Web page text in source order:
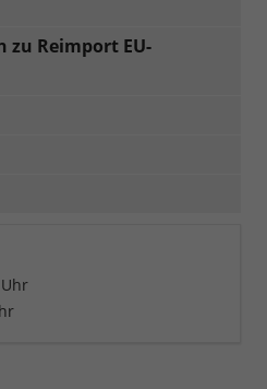
zu Reimport EU-